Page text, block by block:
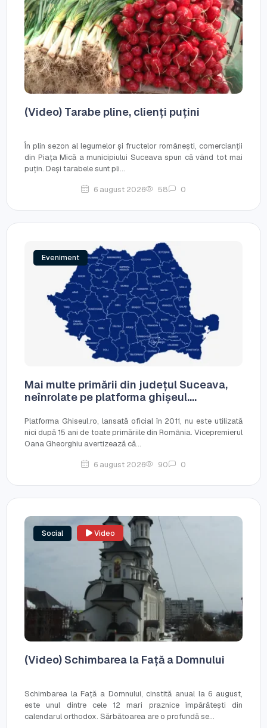
(Video) Tarabe pline, clienți puțini
În plin sezon al legumelor și fructelor românești, comercianții
din Piața Mică a municipiului Suceava spun că vând tot mai
puțin. Deși tarabele sunt pli...
6 august 2026 58 0
Eveniment
Mai multe primării din județul Suceava,
neînrolate pe platforma ghișeul....
Platforma Ghiseul.ro, lansată oficial în 2011, nu este utilizată
nici după 15 ani de toate primăriile din România. Vicepremierul
Oana Gheorghiu avertizează că...
6 august 2026 90 0
Social Video
(Video) Schimbarea la Față a Domnului
Schimbarea la Față a Domnului, cinstită anual la 6 august,
este unul dintre cele 12 mari praznice împărătești din
calendarul orthodox. Sărbătoarea are o profundă se...